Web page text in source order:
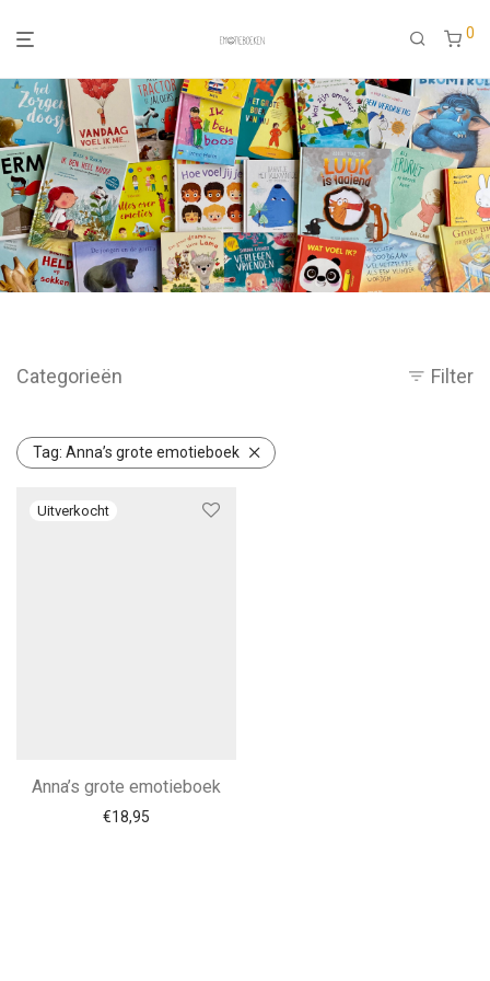
0
Categorieën Filter
Tag: Anna’s grote emotieboek
Anna’s grote emotieboek
€18,95